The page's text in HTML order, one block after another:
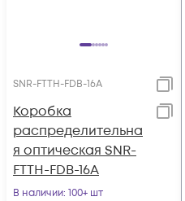
SNR-FTTH-FDB-16A
Коробка
распределительна
я оптическая SNR-
FTTH-FDB-16A
В наличии: 100+ шт